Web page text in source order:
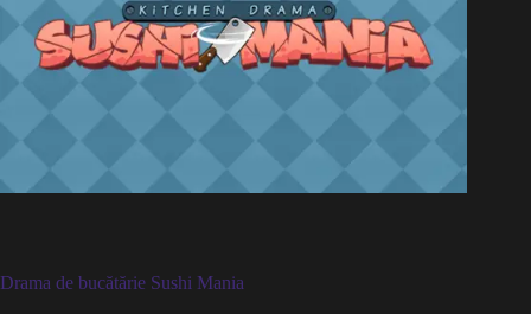
Drama de bucătărie Sushi Mania